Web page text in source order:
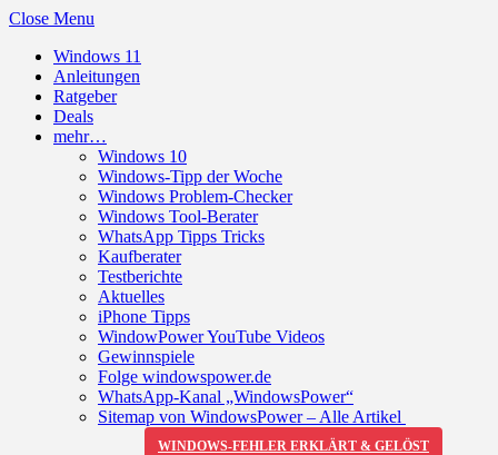
Close Menu
Windows 11
Anleitungen
Ratgeber
Deals
mehr…
Windows 10
Windows-Tipp der Woche
Windows Problem-Checker
Windows Tool-Berater
WhatsApp Tipps Tricks
Kaufberater
Testberichte
Aktuelles
iPhone Tipps
WindowPower YouTube Videos
Gewinnspiele
Folge windowspower.de
WhatsApp-Kanal „WindowsPower“
Sitemap von WindowsPower – Alle Artikel
WINDOWS-FEHLER ERKLÄRT & GELÖST